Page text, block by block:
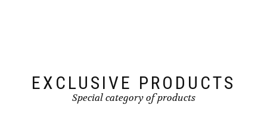
EXCLUSIVE PRODUCTS
Special category of products